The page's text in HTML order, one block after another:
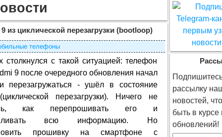
из циклической перезагрузки (bootloop)
телефоны
столкнулся с такой ситуацией: телефон
9 после очередного обновления начал
перезагружаться - ушёл в состояние
перезагрузки). Ничего не
как перепрошивать его и
всю информацию. Но
прошивку на смартфоне с
рассылку
новостей,
быть в курсе
обновлений!